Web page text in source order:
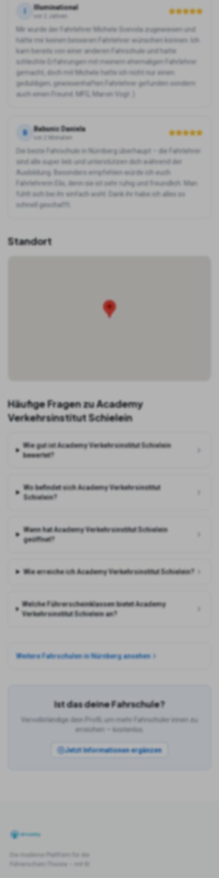
Illuminational
vor 2 Jahren
Mir wurde der Fahrlehrer Michele Scevola zugewiesen und
hätte mir keinen besseren Fahrlehrer wünschen können. Ich
kam bereits von einer anderen Fahrschule und hatte
schlechte Erfahrungen mit meinem ehemaligen Fahrlehrer
gemacht, doch mit Michele hatte ich nicht nur einen
geduldigen, gewissenhaften Fahrlehrer gefunden sondern
auch einen Freund. MFG, Marvin Vogt :)
B Babunic Daniela
vor 2 Monaten
Die beste Fahrschule in Nürnberg überhaupt – die Fahrlehrer
sind alle super lieb und unterstützen dich während der
Ausbildung. Besonders empfehlen würde ich euch
Fahrlehrerin Elis, denn sie ist sehr ruhig und freundlich. Man
fühlt sich bei ihr einfach wohl. Dank ihr habe ich alles so
schnell geschafft.
Standort
Häufige Fragen zuAcademy
Verkehrsinstitut Schielein
Wie gut ist Academy Verkehrsinstitut Schielein
bewertet?
Wo befindet sich Academy Verkehrsinstitut
Schielein?
Wann hat Academy Verkehrsinstitut Schielein
geöffnet?
Wie erreiche ich Academy Verkehrsinstitut Schielein?
Welche Führerscheinklassen bietet Academy
Verkehrsinstitut Schielein an?
Weitere Fahrschulen inNürnbergansehen
Ist das deine Fahrschule?
Vervollständige dein Profil, um mehr Fahrschüler:innen zu
erreichen — kostenlos.
Jetzt Informationen ergänzen